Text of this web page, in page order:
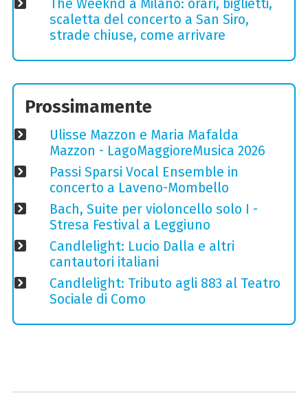
The Weeknd a Milano: orari, biglietti,
scaletta del concerto a San Siro,
strade chiuse, come arrivare
Prossimamente
Ulisse Mazzon e Maria Mafalda
Mazzon - LagoMaggioreMusica 2026
Passi Sparsi Vocal Ensemble in
concerto a Laveno-Mombello
Bach, Suite per violoncello solo I -
Stresa Festival a Leggiuno
Candlelight: Lucio Dalla e altri
cantautori italiani
Candlelight: Tributo agli 883 al Teatro
Sociale di Como